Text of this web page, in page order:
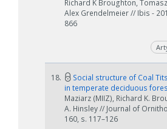
Richard K Broughton,
Alex Grendelmeier // Ibis -
866
18.
Social structure of Coal
in temperate deciduous
Maziarz (MIIZ), Richard K.
A. Hinsley // Journal of
160, s. 117–126